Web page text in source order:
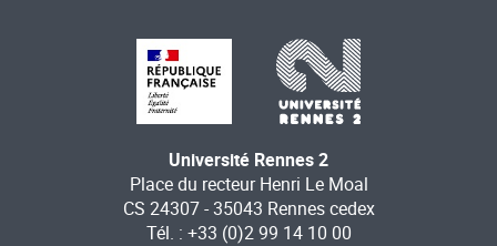
Université Rennes 2
Place du recteur Henri Le Moal
CS 24307 - 35043 Rennes cedex
Tél. : +33 (0)2 99 14 10 00